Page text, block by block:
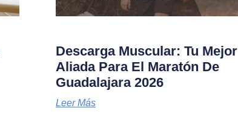
Descarga Muscular: Tu Mejor
Aliada Para El Maratón De
Guadalajara 2026
Leer Más